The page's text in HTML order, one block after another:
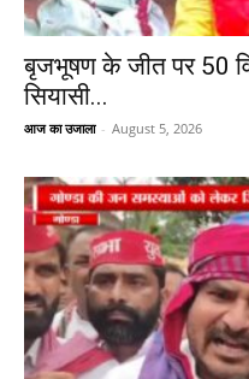
बृजभूषण के जीत पर 50
सियासी...
आज का उजाला - August 5, 2026